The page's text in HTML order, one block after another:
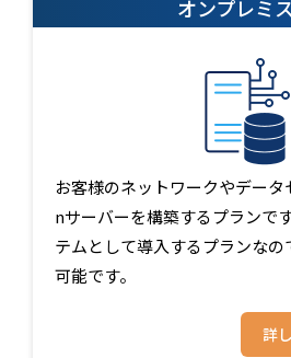
オンプレミ
お客様のネットワークやデー
nサーバーを構築するプランで
テムとして導入するプランなの
可能です。
詳